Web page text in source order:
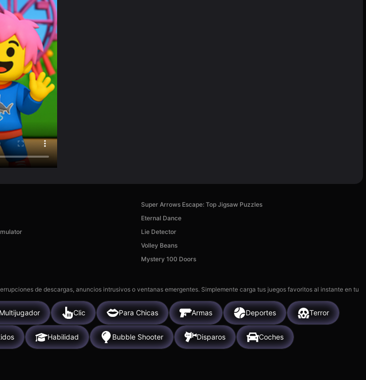
Super Arrows Escape: Top Jigsaw Puzzles
Eternal Dance
Lie Detector
Volley Beans
Mystery 100 Doors
de descargas, anuncios intrusivos o ventanas emergentes. Simplemente carga tus juegos favoritos al instante en tu
Multijugador Clic Para Chicas Armas Deportes Terror
Habilidad Bubble Shooter Disparos Coches